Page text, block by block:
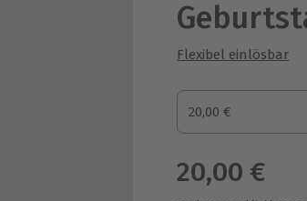
Flexibel einlösbar
Gutscheinbetrag
Gutscheinbetrag
20,00 €
20,00 €